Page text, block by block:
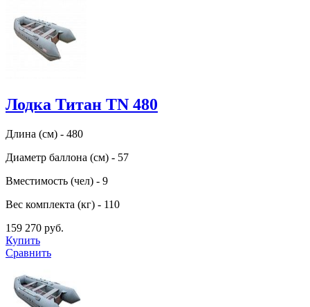
Лодка Титан TN 480
Длина (см) - 480
Диаметр баллона (см) - 57
Вместимость (чел) - 9
Вес комплекта (кг) - 110
159 270 руб.
Купить
Сравнить